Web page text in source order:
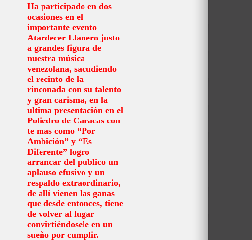
Ha participado en dos
ocasiones en el
importante evento
Atardecer Llanero justo
a grandes figura de
nuestra música
venezolana, sacudiendo
el recinto de la
rinconada con su talento
y gran carisma, en la
ultima presentación en el
Poliedro de Caracas con
te mas como “Por
Ambición” y “Es
Diferente” logro
arrancar del publico un
aplauso efusivo y un
respaldo extraordinario,
de allí vienen las ganas
que desde entonces, tiene
de volver al lugar
convirtiéndosele en un
sueño por cumplir.